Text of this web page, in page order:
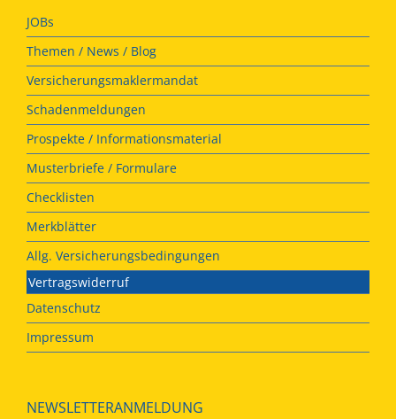
JOBs
Themen / News / Blog
Versicherungsmaklermandat
Schadenmeldungen
Prospekte / Informationsmaterial
Musterbriefe / Formulare
Checklisten
Merkblätter
Allg. Versicherungsbedingungen
Vertragswiderruf
Datenschutz
Impressum
NEWSLETTERANMELDUNG